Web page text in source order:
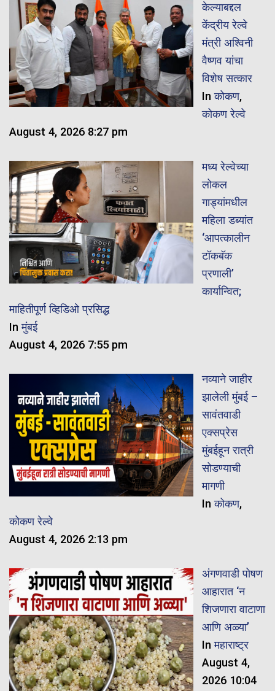
केल्याबद्दल
केंद्रीय रेल्वे
मंत्री अश्विनी
वैष्णव यांचा
विशेष सत्कार
Inकोकण,
कोकण रेल्वे
August 4, 2026 8:27 pm
मध्य रेल्वेच्या
लोकल
गाड्यांमधील
महिला डब्यांत
‘आपत्कालीन
टॉकबॅक
प्रणाली’
कार्यान्वित;
माहितीपूर्ण व्हिडिओ प्रसिद्ध
Inमुंबई
August 4, 2026 7:55 pm
नव्याने जाहीर
झालेली मुंबई –
सावंतवाडी
एक्सप्रेस
मुंबईहून रात्री
सोडण्याची
मागणी
Inकोकण,
कोकण रेल्वे
August 4, 2026 2:13 pm
अंगणवाडी पोषण
आहारात ‘न
शिजणारा वाटाणा
आणि अळ्या’
Inमहाराष्ट्र
August 4,
2026 10:04